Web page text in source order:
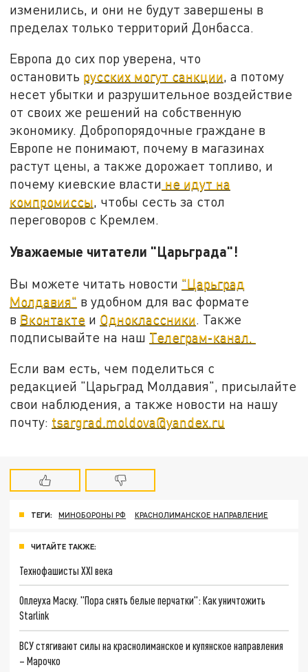
изменились, и они не будут завершены в
пределах только территорий Донбасса.
Европа до сих пор уверена, что
остановить русских могут санкции, а потому
несет убытки и разрушительное воздействие
от своих же решений на собственную
экономику. Добропорядочные граждане в
Европе не понимают, почему в магазинах
растут цены, а также дорожает топливо, и
почему киевские власти не идут на
компромиссы, чтобы сесть за стол
переговоров с Кремлем.
Уважаемые читатели "Царьграда"!
Вы можете читать новости "Царьград
Молдавия" в удобном для вас формате
в Вконтакте и Одноклассники . Также
подписывайте на наш Телеграм-канал.
Если вам есть, чем поделиться с
редакцией "Царьград Молдавия", присылайте
свои наблюдения, а также новости на нашу
почту: tsargrad.moldova@yandex.ru
ТЕГИ: МИНОБОРОНЫ РФ КРАСНОЛИМАНСКОЕ НАПРАВЛЕНИЕ
ЧИТАЙТЕ ТАКЖЕ:
Технофашисты XXI века
Оплеуха Маску. "Пора снять белые перчатки": Как уничтожить
Starlink
ВСУ стягивают силы на краснолиманское и купянское направления
– Марочко